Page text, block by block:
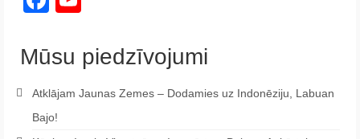
Mūsu piedzīvojumi
Atklājam Jaunas Zemes – Dodamies uz Indonēziju, Labuan
Bajo!